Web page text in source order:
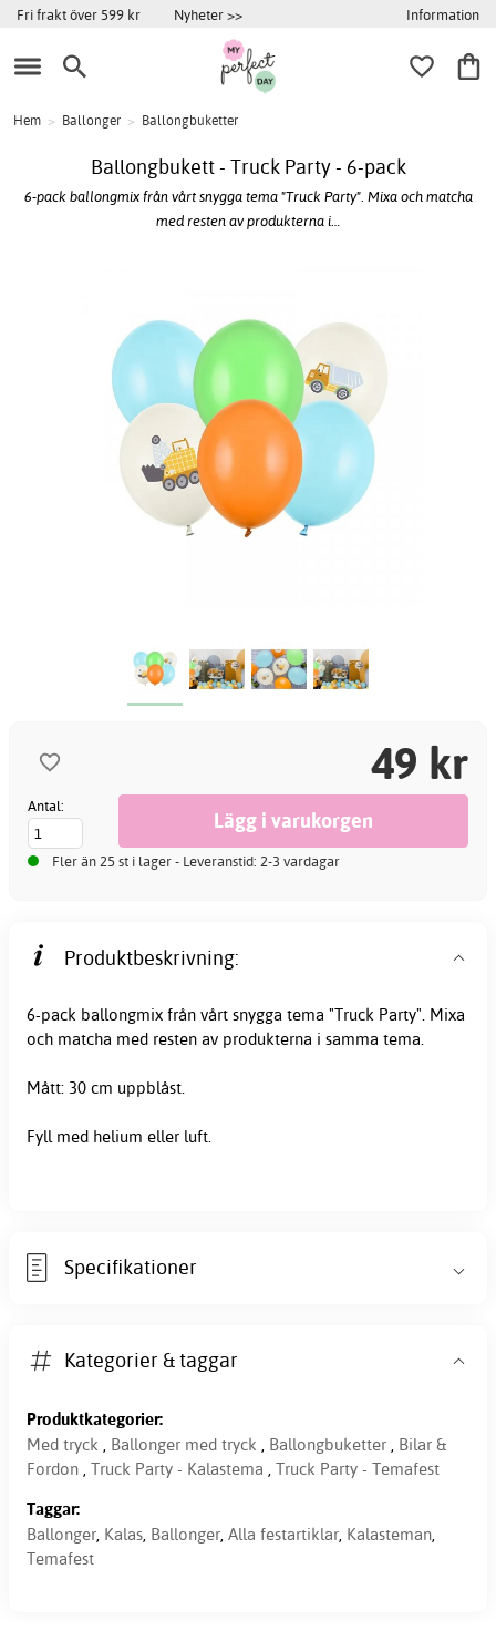
Fri frakt över 599 kr Nyheter >> Information
Hem > Ballonger > Ballongbuketter
Ballongbukett - Truck Party - 6-pack
6-pack ballongmix från vårt snygga tema "Truck Party". Mixa och matcha
med resten av produkterna i…
49 kr
Antal:
Fler än 25 st i lager - Leveranstid: 2-3 vardagar
Produktbeskrivning:
6-pack ballongmix från vårt snygga tema "Truck Party". Mixa
och matcha med resten av produkterna i samma tema.
Mått: 30 cm uppblåst.
Fyll med helium eller luft.
Specifikationer
Kategorier & taggar
Produktkategorier:
Med tryck , Ballonger med tryck , Ballongbuketter , Bilar &
Fordon , Truck Party - Kalastema , Truck Party - Temafest
Taggar:
Ballonger, Kalas, Ballonger, Alla festartiklar, Kalasteman,
Temafest